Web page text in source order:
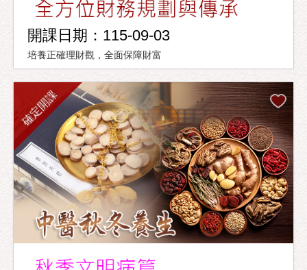
開課日期：115-09-03
培養正確理財觀，全面保障財富
確定開課